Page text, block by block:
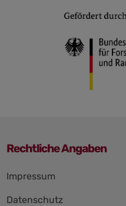
Rechtliche Angaben
überspringen
Impressum
Datenschutz